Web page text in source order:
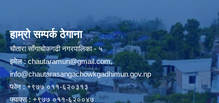
हाम्रो सम्पर्क ठेगाना
चौतारा साँगाचोकगढी नगरपालिका - ५
इमेल :chautaramun@gmail.com,
info@chautarasangachowkgadhimun.gov.np
फोन : +९७७ ०११-६२०३१३
फ्याक्स : +९७७ ०११-६२००४७